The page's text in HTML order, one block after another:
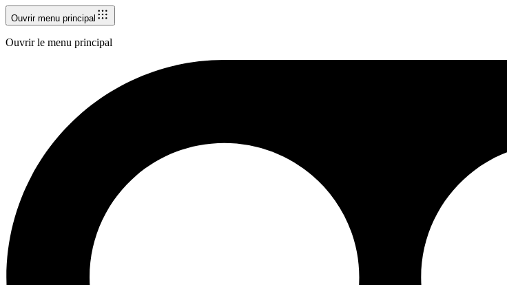
Ouvrir menu principal
Ouvrir le menu principal